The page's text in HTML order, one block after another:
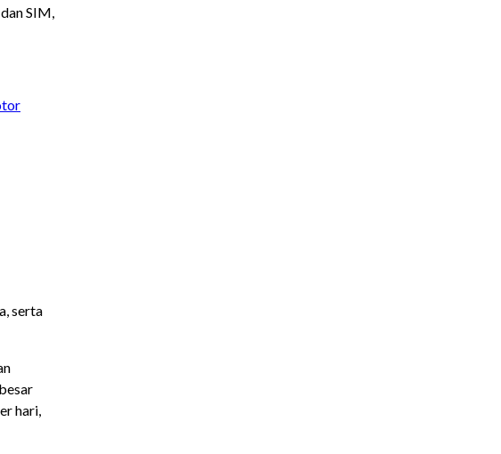
SIM,
serta
hari,